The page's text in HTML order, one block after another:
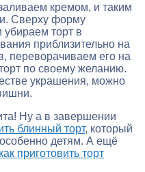
кремом, и таким
Сверху форму
торт в
приблизительно на
переворачиваем его на
по своему желанию.
украшения, можно
Ну а в завершении
блинный торт, который
детям. А ещё
как приготовить торт